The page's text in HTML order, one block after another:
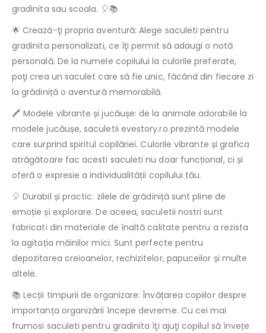
gradinita sau scoala. 🎈📚
🌟 Crează-ţi propria aventură: Alege saculeti pentru
gradinita personalizati, ce îţi permit să adaugi o notă
personală. De la numele copilului la culorile preferate,
poţi crea un saculet care să fie unic, făcând din fiecare zi
la grădiniță o aventură memorabilă.
🖍️ Modele vibrante și jucăușe: de la animale adorabile la
modele jucăușe, saculetii evestory.ro prezintă modele
care surprind spiritul copilăriei. Culorile vibrante și grafica
atrăgătoare fac acesti saculeti nu doar funcțional, ci și
oferă o expresie a individualității copilului tău.
🎈 Durabil și practic: zilele de grădiniță sunt pline de
emoție și explorare. De aceea, saculetii nostri sunt
fabricati din materiale de înaltă calitate pentru a rezista
la agitația mâinilor mici. Sunt perfecte pentru
depozitarea creioanelor, rechizitelor, papuceilor și multe
altele.
📚 Lecții timpurii de organizare: Învățarea copiilor despre
importanța organizării începe devreme. Cu cei mai
frumosi saculeti pentru gradinita îţi ajuţi copilul să învețe